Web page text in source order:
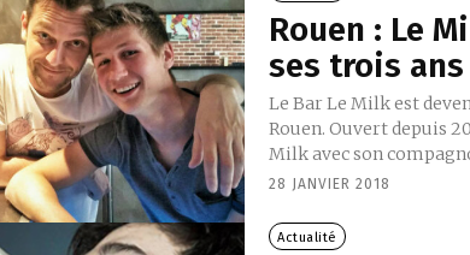
Rouen : Le
ses trois ans
Le Bar Le Milk est
Rouen. Ouvert depuis
Milk avec son
28 JANVIER 2018
Actualité